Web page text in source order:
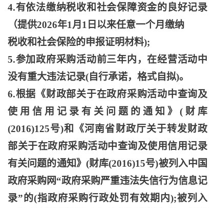
4.有依法缴纳税收和社会保障资金的良好记录
（提供2026年1月1日以来任意一个月缴纳
税收和社会保险的申报证明材料);
5.参加政府采购活动前三年内，在经营活动中
没有重大违法记录(自行承诺，格式自拟)。
6.根据《财政部关于在政府采购活动中查询及
使用信用记录有关问题的通知》(财库
(2016)125号)和《河南省财政厅关于转发财政
部关于在政府采购活动中查询及使用信用记录
有关问题的通知》(财库(2016)15号)被列入中国
政府采购网“政府采购严重违法失信行为信息记
录”的(指政府采购行政处罚有效期内);被列入